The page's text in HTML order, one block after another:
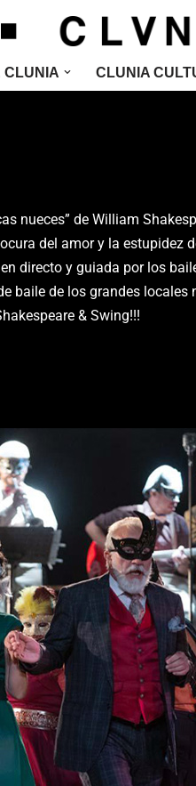
CLUNIA CLUNIA
nueces” de William
del amor y la estupidez
directo y guiada por los
baile de los grandes
& Swing!!!